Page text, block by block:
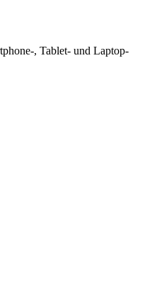
, Tablet- und Laptop-